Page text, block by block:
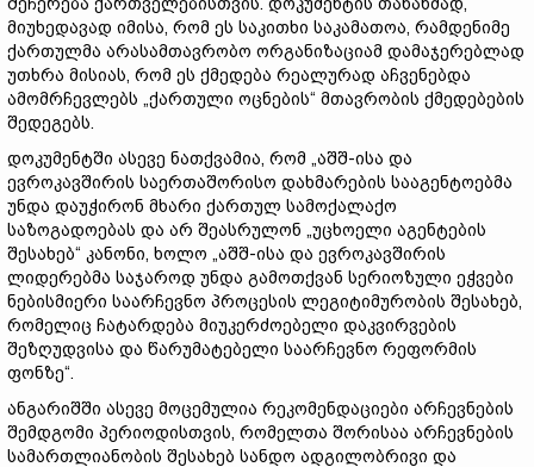
მიუხედავად იმისა, რომ ეს საკითხი საკამათოა, რამდენიმე
ქართულმა არასამთავრობო ორგანიზაციამ დამაჯერებლად
უთხრა მისიას, რომ ეს ქმედება რეალურად აჩვენებდა
ამომრჩევლებს „ქართული ოცნების“ მთავრობის ქმედებების
შედეგებს.
დოკუმენტში ასევე ნათქვამია, რომ „აშშ-ისა და
ევროკავშირის საერთაშორისო დახმარების სააგენტოებმა
უნდა დაუჭირონ მხარი ქართულ სამოქალაქო
საზოგადოებას და არ შეასრულონ „უცხოელი აგენტების
შესახებ“ კანონი, ხოლო „აშშ-ისა და ევროკავშირის
ლიდერებმა საჯაროდ უნდა გამოთქვან სერიოზული ეჭვები
ნებისმიერი საარჩევნო პროცესის ლეგიტიმურობის შესახებ,
რომელიც ჩატარდება მიუკერძოებელი დაკვირვების
შეზღუდვისა და წარუმატებელი საარჩევნო რეფორმის
ფონზე“.
ანგარიშში ასევე მოცემულია რეკომენდაციები არჩევნების
შემდგომი პერიოდისთვის, რომელთა შორისაა არჩევნების
სამართლიანობის შესახებ სანდო ადგილობრივი და